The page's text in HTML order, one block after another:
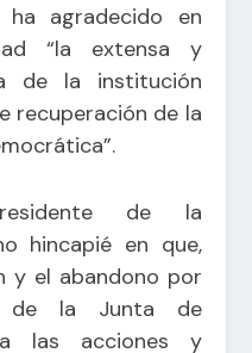
ha agradecido en
“la extensa y
de la institución
recuperación de la
de la
hincapié en que,
y el abandono por
de la Junta de
las acciones y